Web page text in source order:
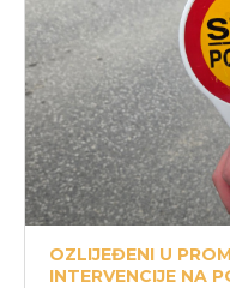
OZLIJEĐENI U
INTERVENCIJE NA